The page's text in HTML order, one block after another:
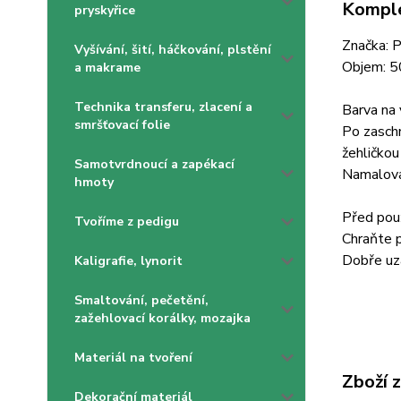
pryskyřice
Vyšívání, šití, háčkování, plstění
a makrame
Technika transferu, zlacení a
smršťovací folie
Samotvrdnoucí a zapékací
hmoty
Tvoříme z pedigu
Kaligrafie, lynorit
Smaltování, pečetění,
zažehlovací korálky, mozajka
Materiál na tvoření
Dekorační materiál
Značka:
Objem:
Barva na
Po
Před
Chraňte
Dobře
Zboží